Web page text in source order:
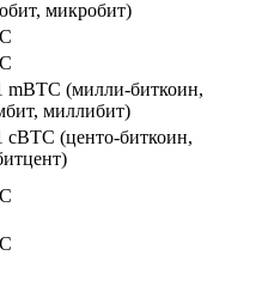
микробит)
mBTC (милли-биткоин,
миллибит)
cBTC (центо-биткоин,